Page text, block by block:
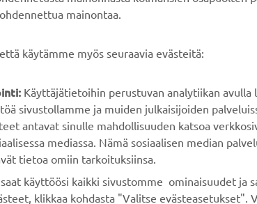
Autokoulut
Teknistä tietoa
riippumattomille
Yamalube Safety Data
Mobiilisovellukset
mainontaa.
käytämme myös seuraavia evästeitä:
Käyttäjätietoihin perustuvan analytiikan
sivustollamme ja muiden julkaisijoiden
antavat sinulle mahdollisuuden katsoa
mediassa. Nämä sosiaalisen median
tietoa omiin tarkoituksiinsa.
käyttöösi kaikki sivustomme ominaisuudet ja
klikkaa kohdasta "Valitse evästeasetukset".